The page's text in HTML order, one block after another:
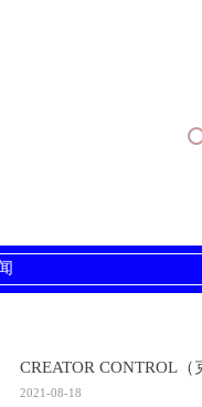
CREATOR CONTROL
2021-08-18